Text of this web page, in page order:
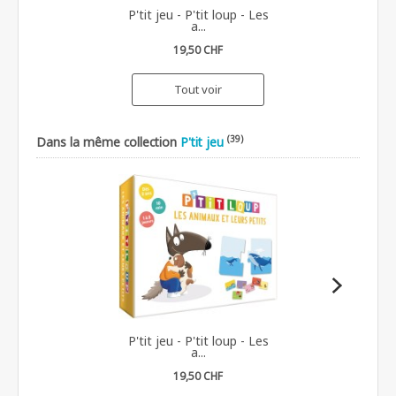
P'tit jeu - P'tit loup - Les
a...
19,50 CHF
Tout voir
Dans la même collection P'tit jeu (39)
P'tit jeu - P'tit loup - Les
a...
19,50 CHF